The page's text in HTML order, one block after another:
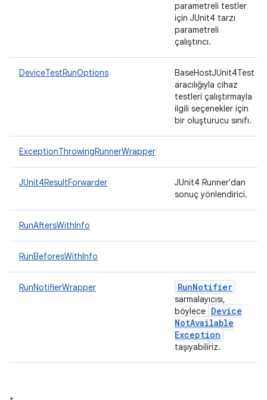
parametreli testler
için JUnit4 tarzı
parametreli
çalıştırıcı.
DeviceTestRunOptions
BaseHostJUnit4Test
aracılığıyla cihaz
testleri çalıştırmayla
ilgili seçenekler için
bir oluşturucu sınıfı.
ExceptionThrowingRunnerWrapper
JUnit4ResultForwarder
JUnit4 Runner'dan
sonuç yönlendirici.
RunAftersWithInfo
RunBeforesWithInfo
RunNotifierWrapper RunNotifier
sarmalayıcısı,
böylece Device
NotAvailable
Exception
taşıyabiliriz.